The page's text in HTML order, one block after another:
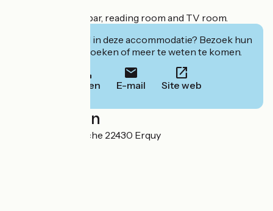
Relaxation in the bar, reading room and TV room.
Geïnteresseerd in deze accommodatie? Bezoek hun
website om te boeken of meer te weten te komen.
Bellen E-mail Site web
Localisation
21 rue de la Corniche 22430 Erquy